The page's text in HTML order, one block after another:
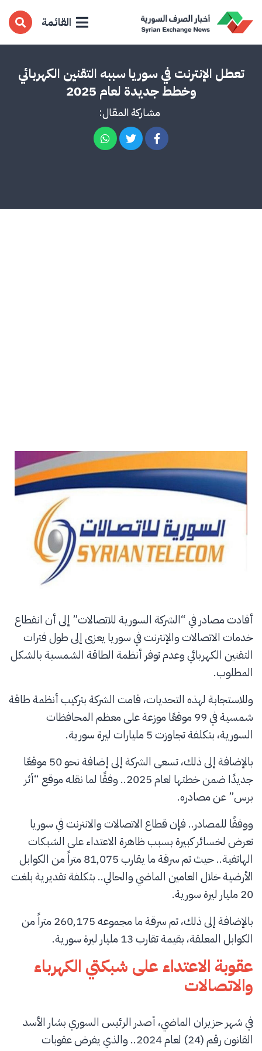
القائمة
تعطل الإنترنت في سوريا سببه التقنين الكهربائي
وخطط جديدة لعام 2025
مشاركة المقال:
أفادت مصادر في “الشركة السورية للاتصالات” إلى أن انقطاع
خدمات الاتصالات والإنترنت في سوريا يعزى إلى طول فترات
التقنين الكهربائي وعدم توفر أنظمة الطاقة الشمسية بالشكل
المطلوب.
وللاستجابة لهذه التحديات، قامت الشركة بتركيب أنظمة طاقة
شمسية في 99 موقعًا موزعة على معظم المحافظات
السورية، بتكلفة تجاوزت 5 مليارات ليرة سورية.
بالإضافة إلى ذلك، تسعى الشركة إلى إضافة نحو 50 موقعًا
جديدًا ضمن خطتها لعام 2025.. وفقًا لما نقله موقع “أثر
برس” عن مصادره.
ووفقًا للمصادر.. فإن قطاع الاتصالات والانترنت في سوريا
تعرض لخسائر كبيرة بسبب ظاهرة الاعتداء على الشبكات
الهاتفية.. حيث تم سرقة ما يقارب 81,075 متراً من الكوابل
الأرضية خلال العامين الماضي والحالي.. بتكلفة تقديرية بلغت
20 مليار ليرة سورية.
بالإضافة إلى ذلك، تم سرقة ما مجموعه 260,175 متراً من
الكوابل المعلقة، بقيمة تقارب 13 مليار ليرة سورية.
عقوبة الاعتداء على شبكتي الكهرباء
والاتصالات
في شهر حزيران الماضي، أصدر الرئيس السوري بشار الأسد
القانون رقم (24) لعام 2024.. والذي يفرض عقوبات